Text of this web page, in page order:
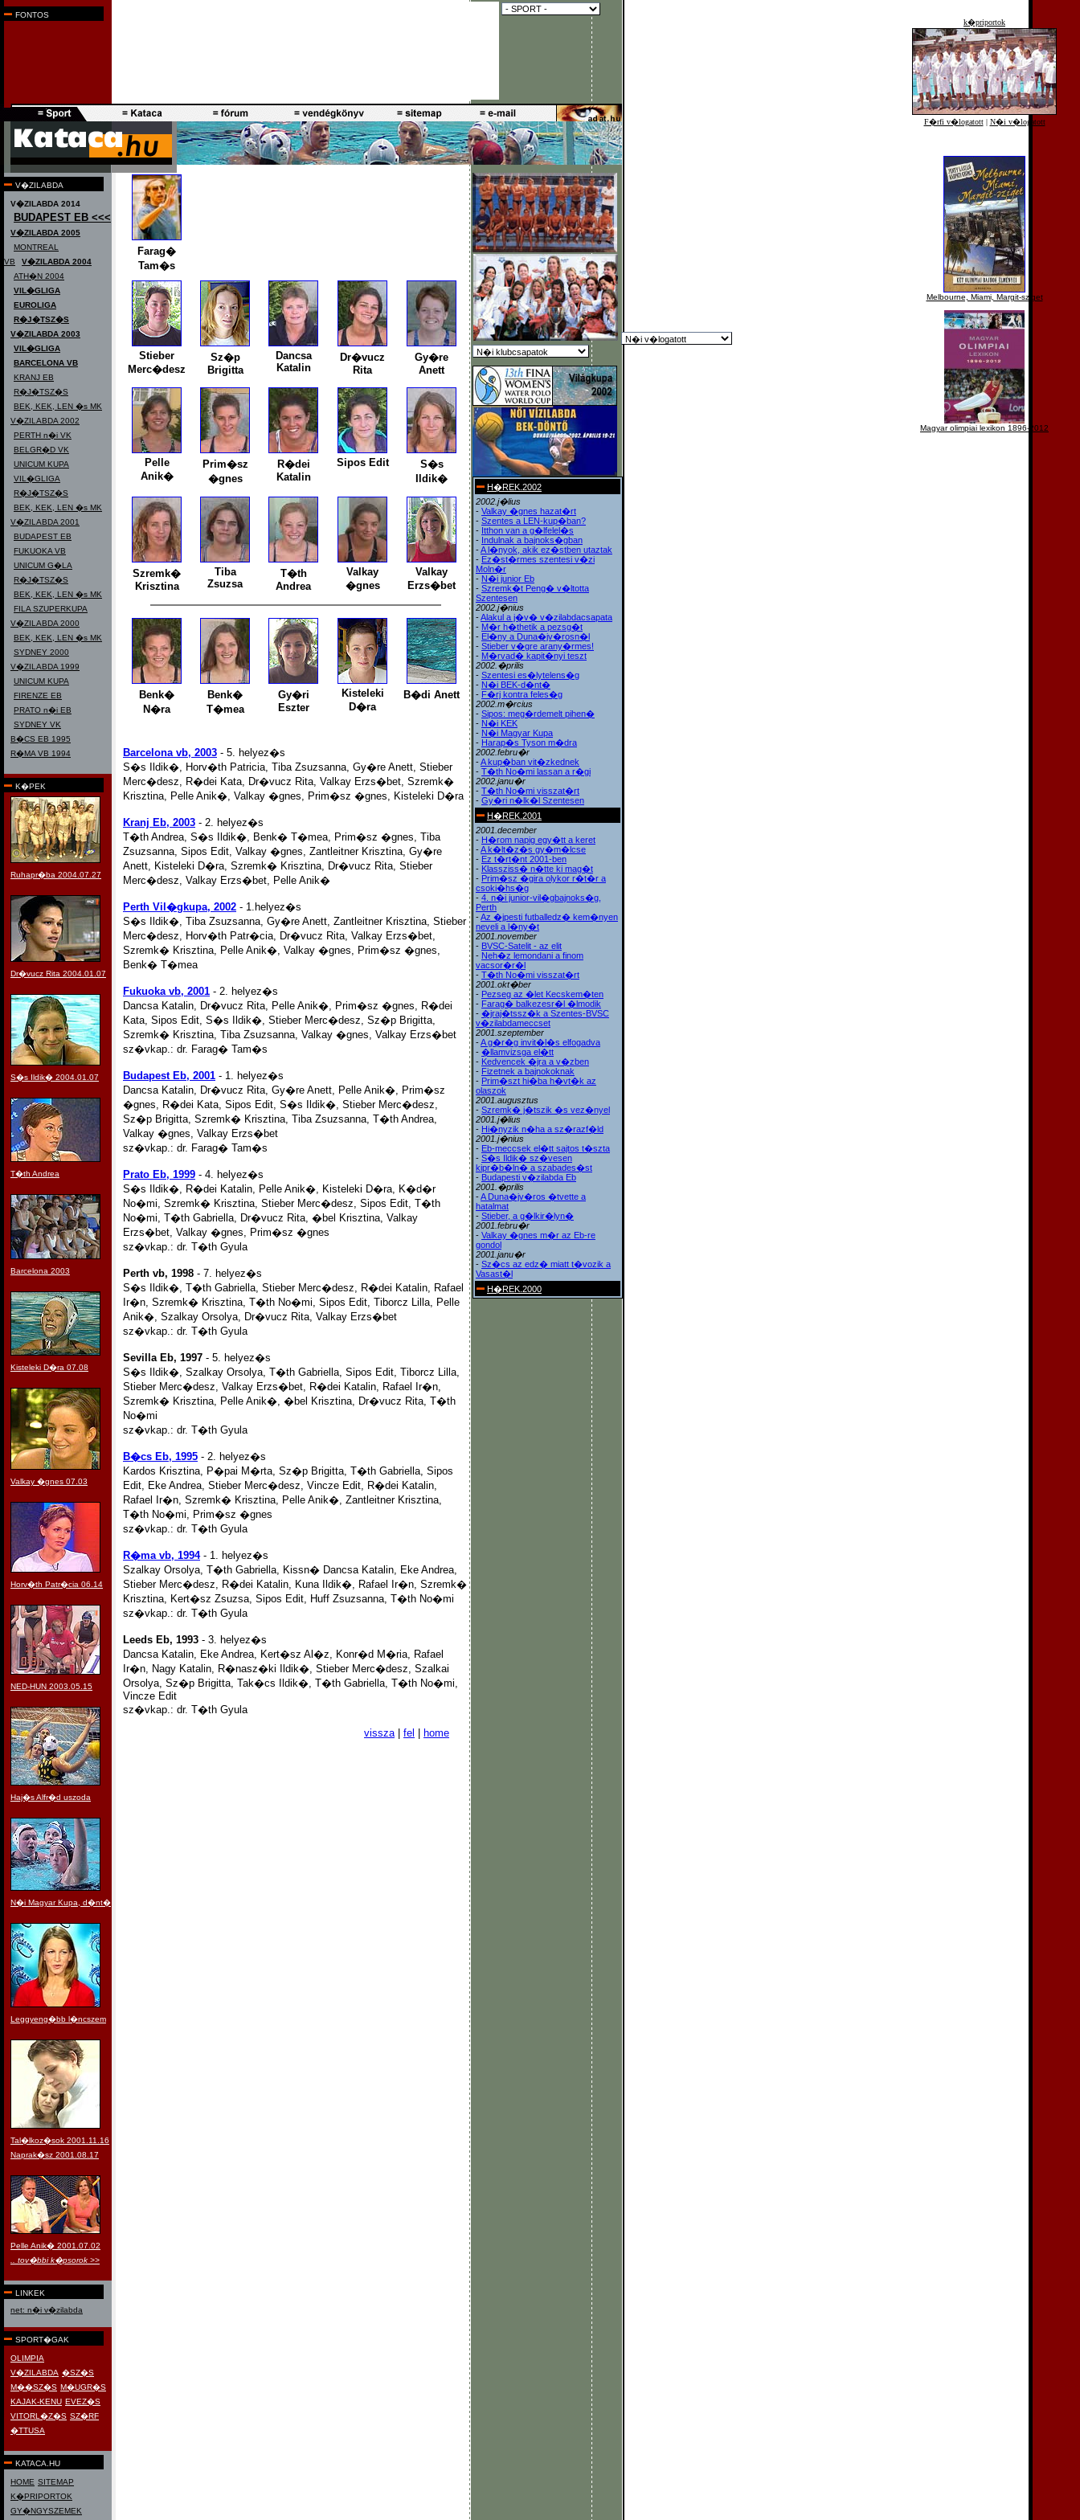
k�priportok
F�rfi v�logatott| N�i v�logatott
Melbourne, Miami, Margit-sziget
Magyar olimpiai lexikon 1896-2012
FONTOS
Farag�
Tam�s
Stieber
Merc�desz
Sz�p
Brigitta
Dancsa
Katalin
Dr�vucz
Rita
Gy�re
Anett
Pelle
Anik�
Prim�sz
�gnes
R�dei
Katalin
Sipos Edit
S�s
Ildik�
Szremk�
Krisztina
Tiba
Zsuzsa
T�th
Andrea
Valkay
�gnes
Valkay
Erzs�bet
Benk�
N�ra
Benk�
T�mea
Gy�ri
Eszter
Kisteleki
D�ra
B�di Anett
Barcelona vb, 2003 - 5. helyez�s
S�s Ildik�, Horv�th Patricia, Tiba Zsuzsanna, Gy�re Anett, Stieber
Merc�desz, R�dei Kata, Dr�vucz Rita, Valkay Erzs�bet, Szremk�
Krisztina, Pelle Anik�, Valkay �gnes, Prim�sz �gnes, Kisteleki D�ra
Kranj Eb, 2003 - 2. helyez�s
T�th Andrea, S�s Ildik�, Benk� T�mea, Prim�sz �gnes, Tiba
Zsuzsanna, Sipos Edit, Valkay �gnes, Zantleitner Krisztina, Gy�re
Anett, Kisteleki D�ra, Szremk� Krisztina, Dr�vucz Rita, Stieber
Merc�desz, Valkay Erzs�bet, Pelle Anik�
Perth Vil�gkupa, 2002 - 1.helyez�s
S�s Ildik�, Tiba Zsuzsanna, Gy�re Anett, Zantleitner Krisztina, Stieber
Merc�desz, Horv�th Patr�cia, Dr�vucz Rita, Valkay Erzs�bet,
Szremk� Krisztina, Pelle Anik�, Valkay �gnes, Prim�sz �gnes,
Benk� T�mea
Fukuoka vb, 2001 - 2. helyez�s
Dancsa Katalin, Dr�vucz Rita, Pelle Anik�, Prim�sz �gnes, R�dei
Kata, Sipos Edit, S�s Ildik�, Stieber Merc�desz, Sz�p Brigitta,
Szremk� Krisztina, Tiba Zsuzsanna, Valkay �gnes, Valkay Erzs�bet
sz�vkap.: dr. Farag� Tam�s
Budapest Eb, 2001 - 1. helyez�s
Dancsa Katalin, Dr�vucz Rita, Gy�re Anett, Pelle Anik�, Prim�sz
�gnes, R�dei Kata, Sipos Edit, S�s Ildik�, Stieber Merc�desz,
Sz�p Brigitta, Szremk� Krisztina, Tiba Zsuzsanna, T�th Andrea,
Valkay �gnes, Valkay Erzs�bet
sz�vkap.: dr. Farag� Tam�s
Prato Eb, 1999 - 4. helyez�s
S�s Ildik�, R�dei Katalin, Pelle Anik�, Kisteleki D�ra, K�d�r
No�mi, Szremk� Krisztina, Stieber Merc�desz, Sipos Edit, T�th
No�mi, T�th Gabriella, Dr�vucz Rita, �bel Krisztina, Valkay
Erzs�bet, Valkay �gnes, Prim�sz �gnes
sz�vkap.: dr. T�th Gyula
Perth vb, 1998 - 7. helyez�s
S�s Ildik�, T�th Gabriella, Stieber Merc�desz, R�dei Katalin, Rafael
Ir�n, Szremk� Krisztina, T�th No�mi, Sipos Edit, Tiborcz Lilla, Pelle
Anik�, Szalkay Orsolya, Dr�vucz Rita, Valkay Erzs�bet
sz�vkap.: dr. T�th Gyula
Sevilla Eb, 1997 - 5. helyez�s
S�s Ildik�, Szalkay Orsolya, T�th Gabriella, Sipos Edit, Tiborcz Lilla,
Stieber Merc�desz, Valkay Erzs�bet, R�dei Katalin, Rafael Ir�n,
Szremk� Krisztina, Pelle Anik�, �bel Krisztina, Dr�vucz Rita, T�th
No�mi
sz�vkap.: dr. T�th Gyula
B�cs Eb, 1995 - 2. helyez�s
Kardos Krisztina, P�pai M�rta, Sz�p Brigitta, T�th Gabriella, Sipos
Edit, Eke Andrea, Stieber Merc�desz, Vincze Edit, R�dei Katalin,
Rafael Ir�n, Szremk� Krisztina, Pelle Anik�, Zantleitner Krisztina,
T�th No�mi, Prim�sz �gnes
sz�vkap.: dr. T�th Gyula
R�ma vb, 1994- 1. helyez�s
Szalkay Orsolya, T�th Gabriella, Kissn� Dancsa Katalin, Eke Andrea,
Stieber Merc�desz, R�dei Katalin, Kuna Ildik�, Rafael Ir�n, Szremk�
Krisztina, Kert�sz Zsuzsa, Sipos Edit, Huff Zsuzsanna, T�th No�mi
sz�vkap.: dr. T�th Gyula
Leeds Eb, 1993 - 3. helyez�s
Dancsa Katalin, Eke Andrea, Kert�sz Al�z, Konr�d M�ria, Rafael
Ir�n, Nagy Katalin, R�nasz�ki Ildik�, Stieber Merc�desz, Szalkai
Orsolya, Sz�p Brigitta, Tak�cs Ildik�, T�th Gabriella, T�th No�mi,
Vincze Edit
sz�vkap.: dr. T�th Gyula
vissza| fel home
H�REK.2002
2002.j�lius
- Valkay �gnes hazat�rt
- Szentes a LEN-kup�ban?
- Itthon van a g�lfelel�s
- Indulnak a bajnoks�gban
-A l�nyok, akik ez�stben utaztak
- Ez�st�rmes szentesi v�zi
Moln�r
- N�i junior Eb
- Szremk�t Peng� v�ltotta
Szentesen
2002.j�nius
-Alakul a j�v� v�zilabdacsapata
- M�r h�thetik a pezsg�t
- El�ny a Duna�jv�rosn�l
- Stieber v�gre arany�rmes!
- M�rvad� kapit�nyi teszt
2002.�prilis
- Szentesi es�lytelens�g
- N�i BEK-d�nt�
- F�rj kontra feles�g
2002.m�rcius
- Sipos: meg�rdemelt pihen�
- N�i KEK
- N�i Magyar Kupa
- Harap�s Tyson m�dra
2002.febru�r
-A kup�ban vit�zkednek
- T�th No�mi lassan a r�gi
2002.janu�r
- T�th No�mi visszat�rt
- Gy�ri n�lk�l Szentesen
H�REK.2001
2001.december
- H�rom napig egy�tt a keret
-A k�lt�z�s gy�m�lcse
- Ez t�rt�nt 2001-ben
- Klassziss� n�tte ki mag�t
- Prim�sz �gira olykor r�t�r a
csoki�hs�g
- 4. n�i junior-vil�gbajnoks�g,
Perth
-Az �jpesti futballedz� kem�nyen
neveli a l�ny�t
2001.november
- BVSC-Satelit - az elit
- Neh�z lemondani a finom
vacsor�r�l
- T�th No�mi visszat�rt
2001.okt�ber
- Pezseg az �let Kecskem�ten
- Farag� balkezesr�l �lmodik
- �jraj�tssz�k a Szentes-BVSC
v�zilabdameccset
2001.szeptember
-A g�r�g invit�l�s elfogadva
- �llamvizsga el�tt
- Kedvencek �jra a v�zben
- Fizetnek a bajnokoknak
- Prim�szt hi�ba h�vt�k az
olaszok
2001.augusztus
- Szremk� j�tszik �s vez�nyel
2001.j�lius
- Hi�nyzik n�ha a sz�razf�ld
2001.j�nius
- Eb-meccsek el�tt sajtos t�szta
- S�s Ildik� sz�vesen
kipr�b�ln� a szabades�st
- Budapesti v�zilabda Eb
2001.�prilis
-A Duna�jv�ros �tvette a
hatalmat
- Stieber, a g�lkir�lyn�
2001.febru�r
- Valkay �gnes m�r az Eb-re
gondol
2001.janu�r
- Sz�cs az edz� miatt t�vozik a
Vasast�l
H�REK.2000
V�ZILABDA
V�ZILABDA 2014
BUDAPEST EB <<<
V�ZILABDA 2005
MONTREAL
VB
V�ZILABDA 2004
ATH�N 2004
VIL�GLIGA
EUROLIGA
R�J�TSZ�S
V�ZILABDA 2003
VIL�GLIGA
BARCELONA VB
KRANJ EB
R�J�TSZ�S
BEK, KEK, LEN �s MK
V�ZILABDA 2002
PERTH n�i VK
BELGR�D VK
UNICUM KUPA
VIL�GLIGA
R�J�TSZ�S
BEK, KEK, LEN �s MK
V�ZILABDA 2001
BUDAPEST EB
FUKUOKA VB
UNICUM G�LA
R�J�TSZ�S
BEK, KEK, LEN �s MK
FILA SZUPERKUPA
V�ZILABDA 2000
BEK, KEK, LEN �s MK
SYDNEY 2000
V�ZILABDA 1999
UNICUM KUPA
FIRENZE EB
PRATO n�i EB
SYDNEY VK
B�CS EB 1995
R�MA VB 1994
K�PEK
Ruhapr�ba 2004.07.27
Dr�vucz Rita 2004.01.07
S�s Ildik� 2004.01.07
T�th Andrea
Barcelona 2003
Kisteleki D�ra 07.08
Valkay �gnes 07.03
Horv�th Patr�cia 06.14
NED-HUN 2003.05.15
Haj�s Alfr�d uszoda
N�i Magyar Kupa, d�nt�
Leggyeng�bb l�ncszem
Tal�lkoz�sok 2001.11.16
Naprak�sz 2001.08.17
Pelle Anik� 2001.07.02
.. tov�bbi k�psorok >>
LINKEK
net: n�i v�zilabda
SPORT�GAK
OLIMPIA
V�ZILABDA �SZ�S
M��SZ�S M�UGR�S
KAJAK-KENU EVEZ�S
VITORL�Z�S SZ�RF
�TTUSA
KATACA.HU
HOME SITEMAP
K�PRIPORTOK
GY�NGYSZEMEK